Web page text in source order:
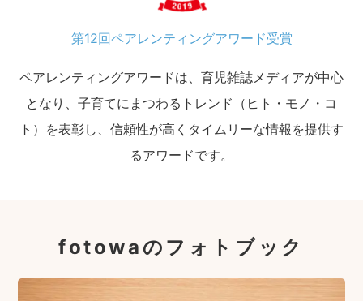
第12回ペアレンティングアワード受賞
ペアレンティングアワードは、育児雑誌メディアが中心
となり、子育てにまつわるトレンド（ヒト・モノ・コ
ト）を表彰し、信頼性が高くタイムリーな情報を提供す
るアワードです。
fotowaのフォトブック